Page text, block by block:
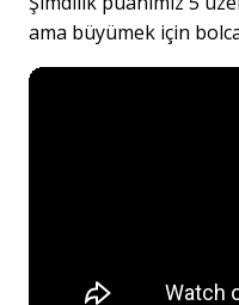
ama büyümek için